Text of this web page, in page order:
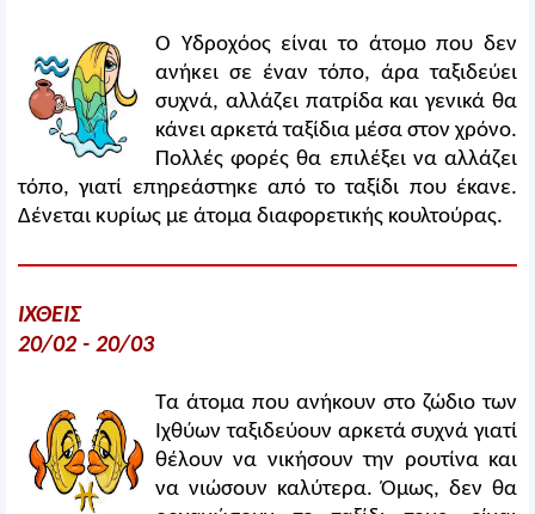
Ο Υδροχόος είναι το άτομο που δεν
ανήκει σε έναν τόπο, άρα ταξιδεύει
συχνά, αλλάζει πατρίδα και γενικά θα
κάνει αρκετά ταξίδια μέσα στον χρόνο.
Πολλές φορές θα επιλέξει να αλλάζει
τόπο, γιατί επηρεάστηκε από το ταξίδι που έκανε.
Δένεται κυρίως με άτομα διαφορετικής κουλτούρας.
ΙΧΘΕΙΣ
20/02 - 20/03
Τα άτομα που ανήκουν στο ζώδιο των
Ιχθύων ταξιδεύουν αρκετά συχνά γιατί
θέλουν να νικήσουν την ρουτίνα και
να νιώσουν καλύτερα. Όμως, δεν θα